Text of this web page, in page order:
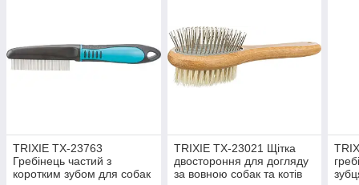
TRIXIE TX-23763
Гребінець частий з
коротким зубом для собак
TRIXIE TX-23021 Щітка
двостороння для догляду
за вовною собак та котів